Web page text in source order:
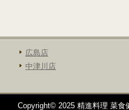
広島店
中津川店
Copyright© 2025 精進料理 菜